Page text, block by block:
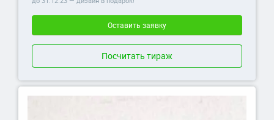
Оставить заявку
Посчитать тираж